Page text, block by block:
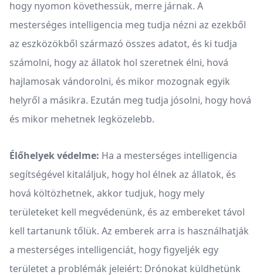
hogy nyomon követhessük, merre járnak. A
mesterséges intelligencia meg tudja nézni az ezekből
az eszközökből származó összes adatot, és ki tudja
számolni, hogy az állatok hol szeretnek élni, hová
hajlamosak vándorolni, és mikor mozognak egyik
helyről a másikra. Ezután meg tudja jósolni, hogy hová
és mikor mehetnek legközelebb.
Élőhelyek védelme: Ha a mesterséges intelligencia
segítségével kitaláljuk, hogy hol élnek az állatok, és
hová költözhetnek, akkor tudjuk, hogy mely
területeket kell megvédenünk, és az embereket távol
kell tartanunk tőlük. Az emberek arra is használhatják
a mesterséges intelligenciát, hogy figyeljék egy
területet a problémák jeleiért: Drónokat küldhetünk